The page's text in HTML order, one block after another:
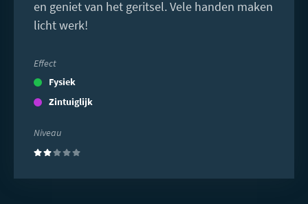
en geniet van het geritsel. Vele handen maken
licht werk!
Effect
Fysiek
Zintuiglijk
Niveau
(2)